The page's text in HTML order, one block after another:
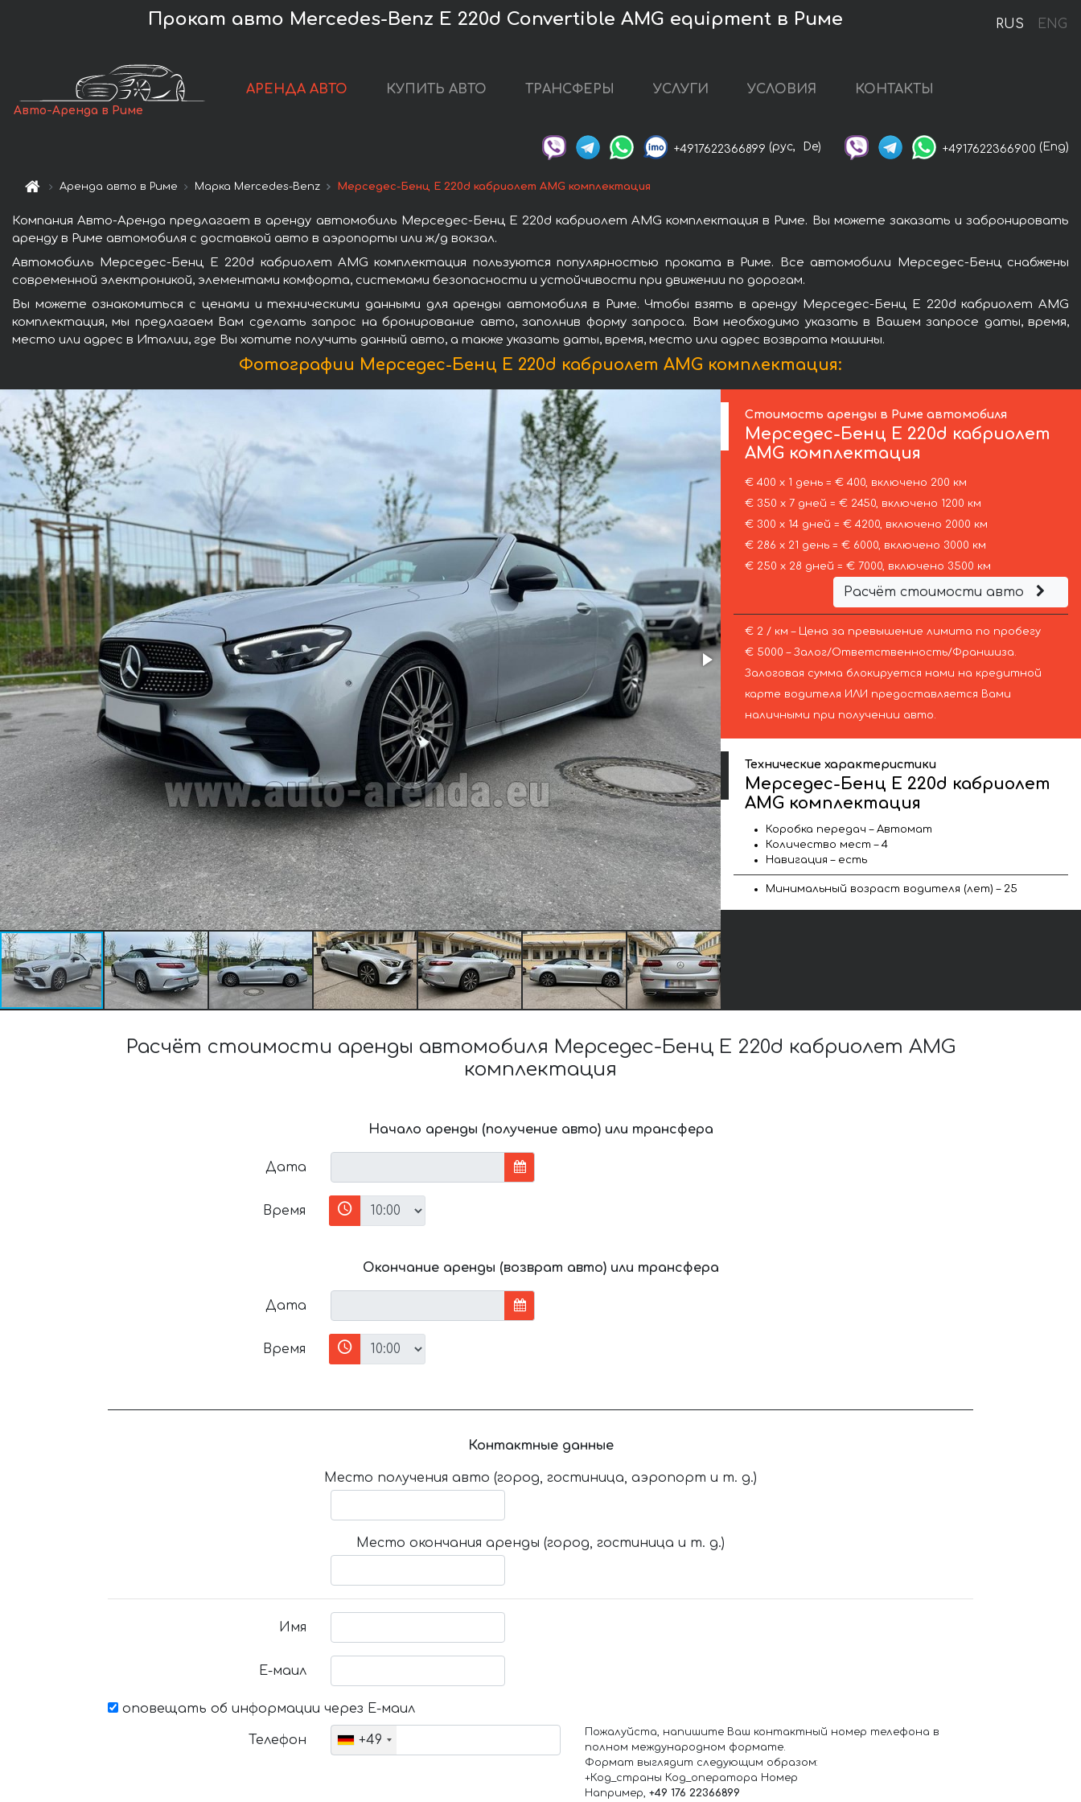
RUS ENG
Прокат авто Mercedes-Benz E 220d Convertible AMG equipment в Риме
Авто-Аренда в Риме
АРЕНДА АВТО КУПИТЬ АВТО ТРАНСФЕРЫ УСЛУГИ УСЛОВИЯ КОНТАКТЫ
+4917622366899 (рус, De) +4917622366900 (Eng)
Аренда авто в Риме Марка Mercedes-Benz Мерседес-Бенц E 220d кабриолет AMG комплектация
Компания Авто-Аренда предлагает в аренду автомобиль Мерседес-Бенц E 220d кабриолет AMG комплектация в Риме. Вы можете заказать и забронировать
аренду в Риме автомобиля с доставкой авто в аэропорты или ж/д вокзал.
Автомобиль Мерседес-Бенц E 220d кабриолет AMG комплектация пользуются популярностью проката в Риме. Все автомобили Мерседес-Бенц снабжены
современной электроникой, элементами комфорта, системами безопасности и устойчивости при движении по дорогам.
Вы можете ознакомиться с ценами и техническими данными для аренды автомобиля в Риме. Чтобы взять в аренду Мерседес-Бенц E 220d кабриолет AMG
комплектация, мы предлагаем Вам сделать запрос на бронирование авто, заполнив форму запроса. Вам необходимо указать в Вашем запросе даты, время,
место или адрес в Италии, где Вы хотите получить данный авто, а также указать даты, время, место или адрес возврата машины.
Фотографии Мерседес-Бенц E 220d кабриолет AMG комплектация:
Стоимость аренды в Риме автомобиля
Мерседес-Бенц E 220d кабриолет
AMG комплектация
€ 400 х 1 день = € 400, включено 200 км
€ 350 х 7 дней = € 2450, включено 1200 км
€ 300 х 14 дней = € 4200, включено 2000 км
€ 286 х 21 день = € 6000, включено 3000 км
€ 250 х 28 дней = € 7000, включено 3500 км
Расчёт стоимости авто
€ 2 / км – Цена за превышение лимита по пробегу
€ 5000 – Залог/Ответственность/Франшиза.
Залоговая сумма блокируется нами на кредитной
карте водителя ИЛИ предоставляется Вами
наличными при получении авто.
Технические характеристики
Мерседес-Бенц E 220d кабриолет
AMG комплектация
Коробка передач – Автомат
Количество мест – 4
Навигация – есть
Минимальный возраст водителя (лет) – 25
Расчёт стоимости аренды автомобиля Мерседес-Бенц E 220d кабриолет AMG
комплектация
Начало аренды (получение авто) или трансфера
Дата
Время
Окончание аренды (возврат авто) или трансфера
Дата
Время
Контактные данные
Место получения авто (город, гостиница, аэропорт и т. д.)
Место окончания аренды (город, гостиница и т. д.)
Имя
Е-маил
оповещать об информации через Е-маил
Телефон +49
Пожалуйста, напишите Ваш контактный номер телефона в
полном международном формате.
Формат выглядит следующим образом:
+Код_страны Код_оператора Номер
Например, +49 176 22366899